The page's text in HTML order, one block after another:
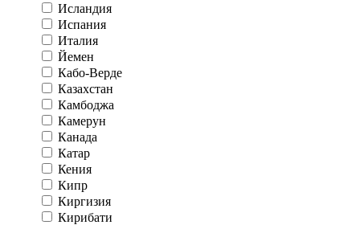
Исландия
Испания
Италия
Йемен
Кабо-Верде
Казахстан
Камбоджа
Камерун
Канада
Катар
Кения
Кипр
Киргизия
Кирибати